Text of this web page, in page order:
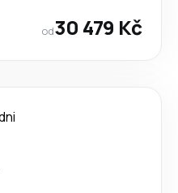
od30 479 Kč